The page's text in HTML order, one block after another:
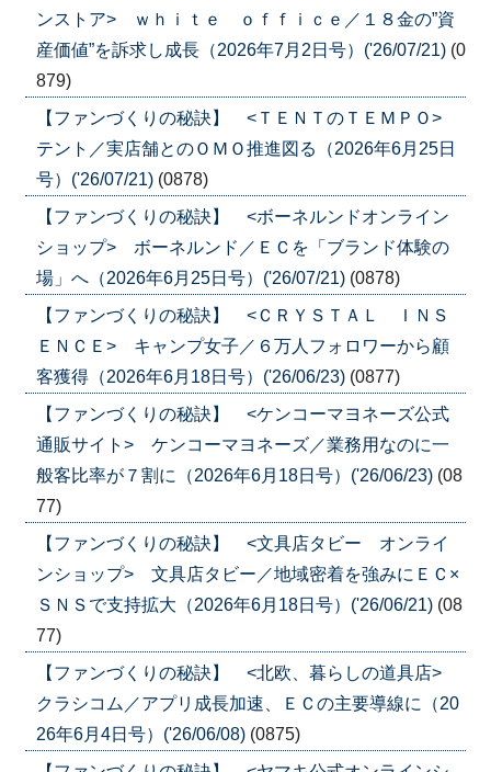
ンストア> ｗｈｉｔｅ ｏｆｆｉｃｅ／１８金の”資
産価値”を訴求し成長（2026年7月2日号）('26/07/21) (0
879)
【ファンづくりの秘訣】 <ＴＥＮＴのＴＥＭＰＯ>
テント／実店舗とのＯＭＯ推進図る（2026年6月25日
号）('26/07/21) (0878)
【ファンづくりの秘訣】 <ボーネルンドオンライン
ショップ> ボーネルンド／ＥＣを「ブランド体験の
場」へ（2026年6月25日号）('26/07/21) (0878)
【ファンづくりの秘訣】 <ＣＲＹＳＴＡＬ ＩＮＳ
ＥＮＣＥ> キャンプ女子／６万人フォロワーから顧
客獲得（2026年6月18日号）('26/06/23) (0877)
【ファンづくりの秘訣】 <ケンコーマヨネーズ公式
通販サイト> ケンコーマヨネーズ／業務用なのに一
般客比率が７割に（2026年6月18日号）('26/06/23) (08
77)
【ファンづくりの秘訣】 <文具店タビー オンライ
ンショップ> 文具店タビー／地域密着を強みにＥＣ×
ＳＮＳで支持拡大（2026年6月18日号）('26/06/21) (08
77)
【ファンづくりの秘訣】 <北欧、暮らしの道具店>
クラシコム／アプリ成長加速、ＥＣの主要導線に（20
26年6月4日号）('26/06/08) (0875)